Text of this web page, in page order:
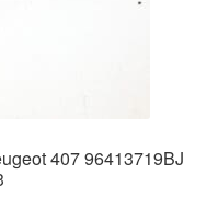
407 96413719BJ